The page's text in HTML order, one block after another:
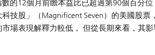
的12個月前瞻本益比已超過第90個百分
股」（Magnificent Seven）的美國股票
場表現解釋力較低， 但從長期來看，其